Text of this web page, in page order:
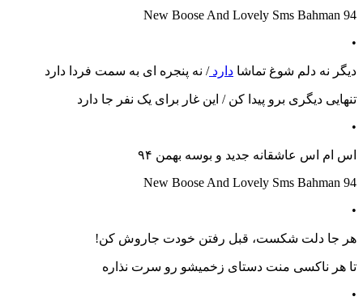
New Boose And Lovely Sms Bahman 94
•
دیگر نه دلم شوغ تماشا دارد/ نه پنجره ای به سمت فردا دارد
تنهایی دیگری برو پیدا کن / این غار برای یک نفر جا دارد
•
اس ام اس عاشقانه جدید و بوسه بهمن ۹۴
New Boose And Lovely Sms Bahman 94
•
هر جا دلت شکست، قبل رفتن خودت جاروش کن!
تا هر ناکسی منت دستای زخمیشو رو سرت نذاره
•